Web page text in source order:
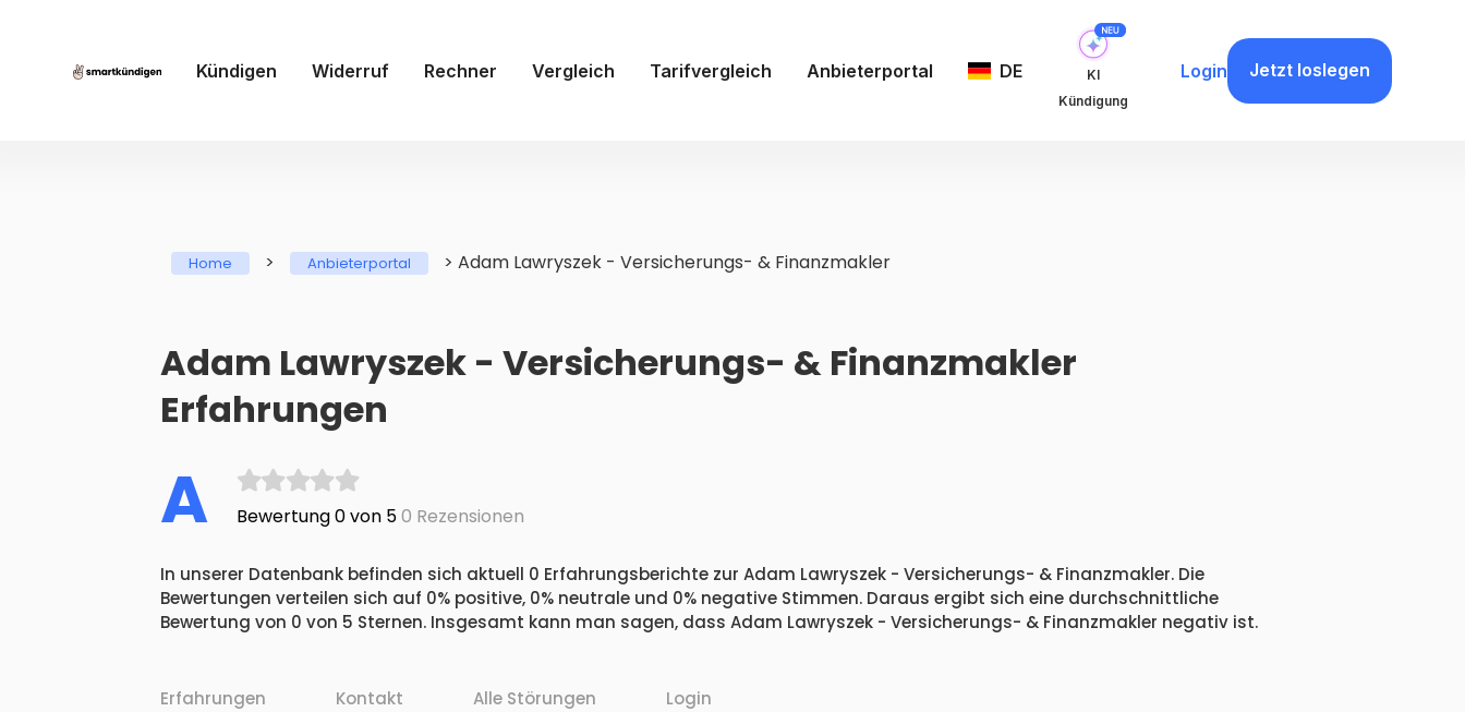
Kündigen Widerruf Rechner Vergleich Tarifvergleich Anbieterportal DE
KI
Kündigung
Login Jetzt loslegen
Home > Anbieterportal > Adam Lawryszek - Versicherungs- & Finanzmakler
Adam Lawryszek - Versicherungs- & Finanzmakler
Erfahrungen
A Bewertung 0 von 50 Rezensionen
In unserer Datenbank befinden sich aktuell 0 Erfahrungsberichte zur Adam Lawryszek - Versicherungs- & Finanzmakler. Die
Bewertungen verteilen sich auf 0% positive, 0% neutrale und 0% negative Stimmen. Daraus ergibt sich eine durchschnittliche
Bewertung von 0 von 5 Sternen. Insgesamt kann man sagen, dass Adam Lawryszek - Versicherungs- & Finanzmakler negativ ist.
Erfahrungen Kontakt Alle Störungen Login